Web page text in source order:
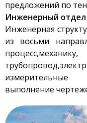
предложений по
Инженерный отдел
Инженерная
из восьми
процесс,механику,
измерительные
выполнение